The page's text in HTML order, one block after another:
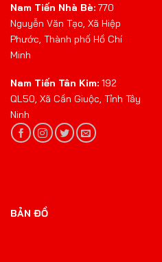
Nam Tiến Nhà Bè: 770
Nguyễn Văn Tạo, Xã Hiệp
Phước, Thành phố Hồ Chí
Minh
Nam Tiến Tân Kim: 192
QL50, Xã Cần Giuộc, Tỉnh Tây
Ninh
BẢN ĐỒ